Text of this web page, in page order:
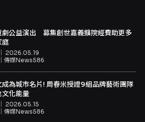
劇公益演出 募集創世嘉義擴院經費助更多
庭
2026.05.19
傳媒News586
! 周春米授證9組品牌藝術團隊
化能量
2026.05.15
傳媒News586